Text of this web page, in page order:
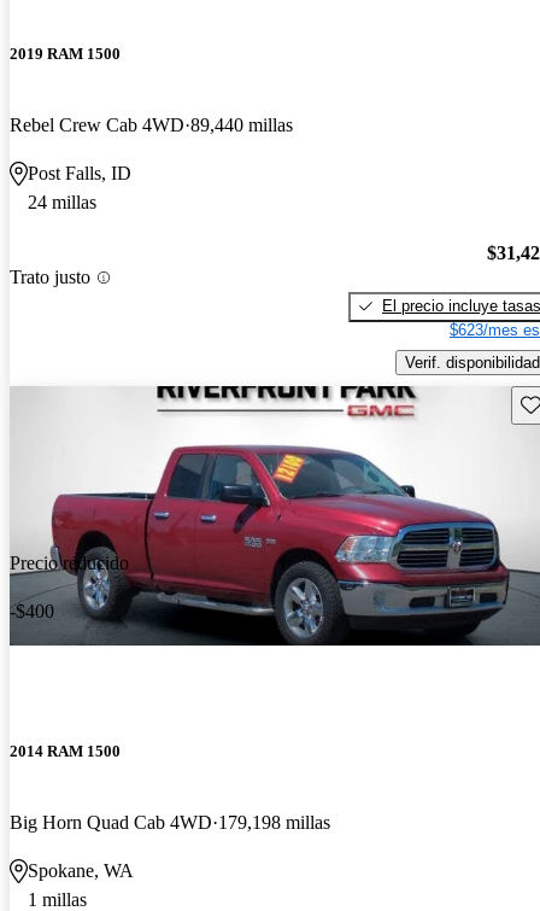
2019 RAM 1500
Rebel Crew Cab 4WD 89,440 millas
Post Falls, ID
24 millas
Trato justo
El precio incluye tasas
$623/mes
Verif. disponibilidad
Precio reducido
-$400
2014 RAM 1500
Big Horn Quad Cab 4WD 179,198 millas
Spokane, WA
1 millas